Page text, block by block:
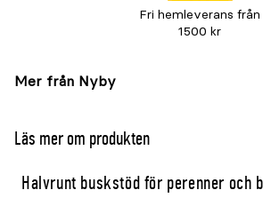
Fri hemleverans från
1500 kr
Mer från Nyby
Läs mer om produkten
Halvrunt buskstöd för perenner och